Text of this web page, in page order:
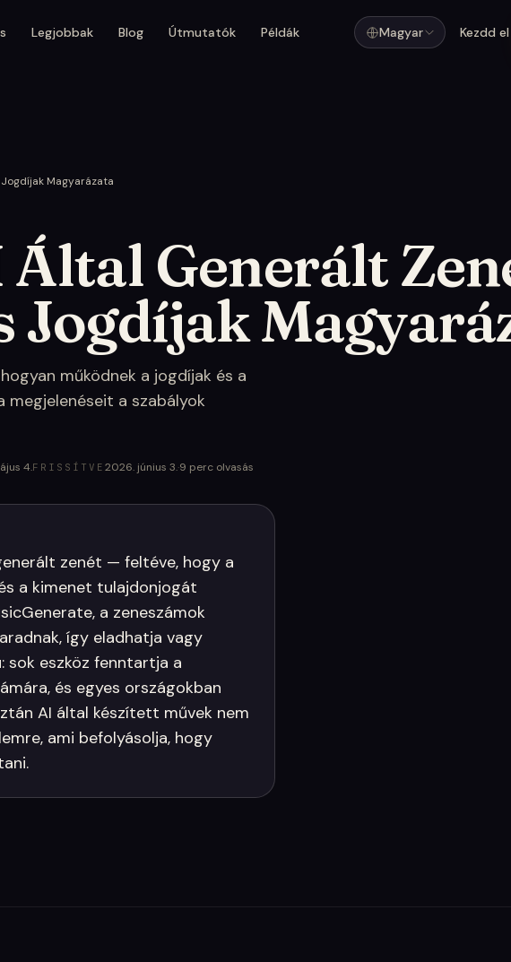
Legjobbak Blog Útmutatók Példák Magyar Kezdd el
Magyarázata
Generált
Jogdíjak
működnek a jogdíjak és a
a szabályok
4.FRISSÍTVE 2026. június 3.·9 perc olvasás
zenét — feltéve, hogy a
a kimenet tulajdonjogát
a zeneszámok
így eladhatja vagy
sok eszköz fenntartja a
és egyes országokban
AI által készített művek nem
ami befolyásolja, hogy